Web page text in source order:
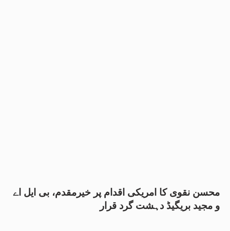
محسن نقوی کا امریکی اقدام پر خیرمقدم، بی ایل اے
و مجید بریگیڈ دہشت گرد قرار